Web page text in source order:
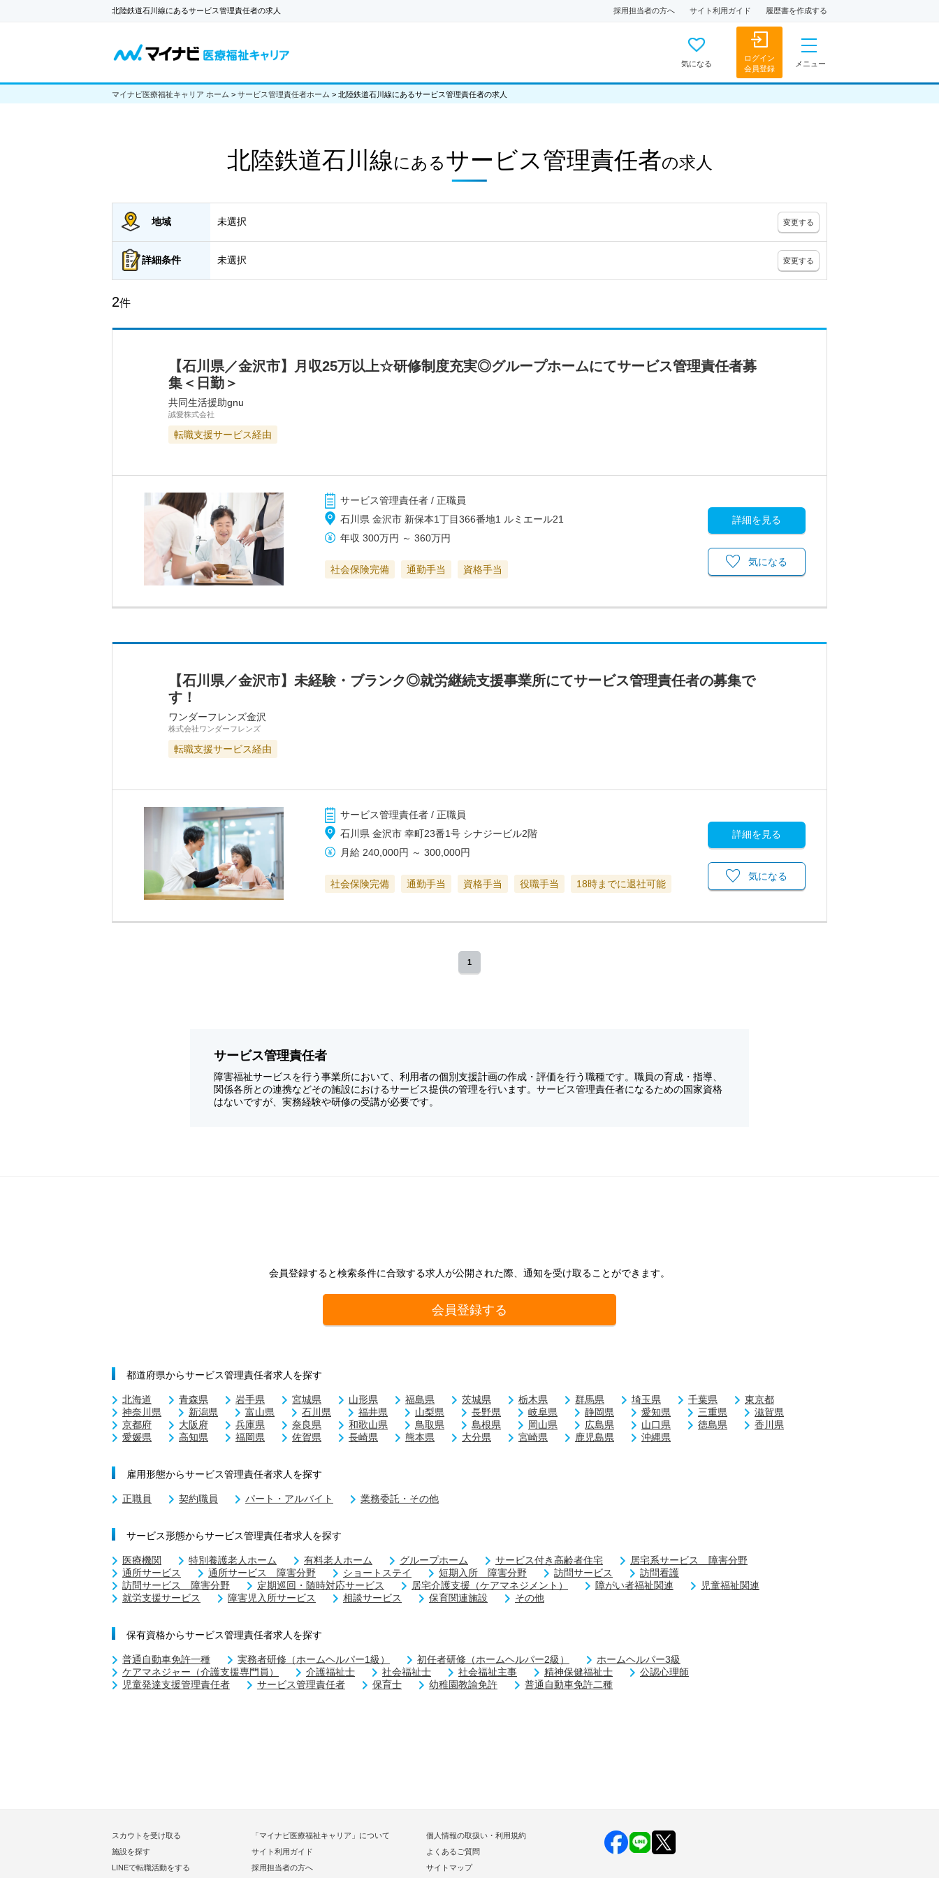
北陸鉄道石川線にあるサービス管理責任者の求人 採用担当者の方へ サイト利用ガイド 履歴書を作成する
気になる
ログイン
会員登録
メニュー
マイナビ医療福祉キャリア ホーム > サービス管理責任者ホーム > 北陸鉄道石川線にあるサービス管理責任者の求人
北陸鉄道石川線にあるサービス管理責任者の求人
地域 未選択 変更する
詳細条件 未選択 変更する
2件
【石川県／金沢市】月収25万以上☆研修制度充実◎グループホームにてサービス管理責任者募
集＜日勤＞
共同生活援助gnu
誠愛株式会社
転職支援サービス経由
サービス管理責任者 / 正職員
石川県 金沢市 新保本1丁目366番地1 ルミエール21
年収 300万円 ～360万円
社会保険完備 通勤手当 資格手当
詳細を見る
気になる
【石川県／金沢市】未経験・ブランク◎就労継続支援事業所にてサービス管理責任者の募集で
す！
ワンダーフレンズ金沢
株式会社ワンダーフレンズ
転職支援サービス経由
サービス管理責任者 / 正職員
石川県 金沢市 幸町23番1号 シナジービル2階
月給 240,000円 ～300,000円
社会保険完備 通勤手当 資格手当 役職手当 18時までに退社可能
詳細を見る
気になる
1
サービス管理責任者
障害福祉サービスを行う事業所において、利用者の個別支援計画の作成・評価を行う職種です。職員の育成・指導、
関係各所との連携などその施設におけるサービス提供の管理を行います。サービス管理責任者になるための国家資格
はないですが、実務経験や研修の受講が必要です。
会員登録すると検索条件に合致する求人が公開された際、通知を受け取ることができます。
会員登録する
都道府県からサービス管理責任者求人を探す
北海道 青森県 岩手県 宮城県 山形県 福島県 茨城県 栃木県 群馬県 埼玉県 千葉県
東京都
神奈川県
新潟県 富山県 石川県 福井県 山梨県 長野県 岐阜県 静岡県 愛知県 三重県
滋賀県
京都府
大阪府 兵庫県 奈良県 和歌山県 鳥取県 島根県 岡山県 広島県 山口県 徳島県
香川県
愛媛県
高知県 福岡県 佐賀県 長崎県 熊本県 大分県 宮崎県 鹿児島県 沖縄県
雇用形態からサービス管理責任者求人を探す
正職員 契約職員 パート・アルバイト 業務委託・その他
サービス形態からサービス管理責任者求人を探す
医療機関 特別養護老人ホーム 有料老人ホーム グループホーム サービス付き高齢者住宅
居宅系サービス 障害分野
通所サービス
通所サービス 障害分野 ショートステイ 短期入所 障害分野 訪問サービス
訪問看護
訪問サービス 障害分野
定期巡回・随時対応サービス 居宅介護支援（ケアマネジメント） 障がい者福祉関連
児童福祉関連
就労支援サービス
障害児入所サービス 相談サービス 保育関連施設 その他
保有資格からサービス管理責任者求人を探す
普通自動車免許一種 実務者研修（ホームヘルパー1級） 初任者研修（ホームヘルパー2級）
ホームヘルパー3級
ケアマネジャー（介護支援専門員）
介護福祉士 社会福祉士 社会福祉主事 精神保健福祉士
公認心理師
児童発達支援管理責任者
サービス管理責任者 保育士 幼稚園教諭免許 普通自動車免許二種
スカウトを受け取る
施設を探す
LINEで転職活動をする
「マイナビ医療福祉キャリア」について
サイト利用ガイド
採用担当者の方へ
個人情報の取扱い・利用規約
よくあるご質問
サイトマップ